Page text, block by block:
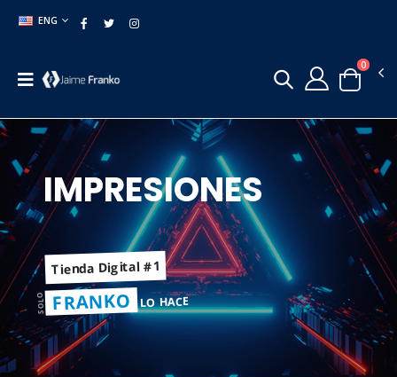
ENG
0
IMPRESIONES
Tienda Digital #1
SOLO FRANKO LO HACE